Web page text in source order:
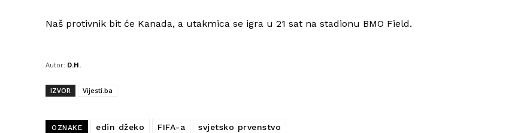
Naš protivnik bit će Kanada, a utakmica se igra u 21 sat na stadionu BMO Field.
Autor: D.H.
IZVOR Vijesti.ba
OZNAKE edin džeko FIFA-a svjetsko prvenstvo